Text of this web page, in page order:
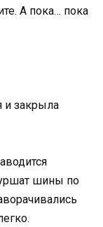
А пока… пока
и закрыла
шины по